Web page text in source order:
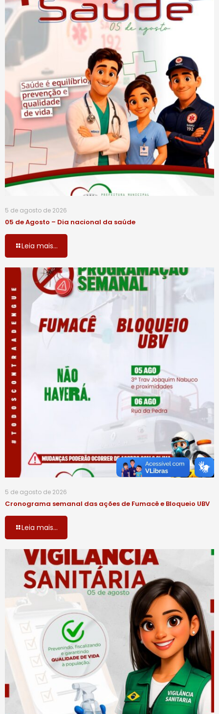
5 de agosto de 2026
05 de Agosto – Dia nacional da saúde
Leia mais...
5 de agosto de 2026
Cronograma semanal das ações de Fumacê e Bloqueio UBV
Leia mais...